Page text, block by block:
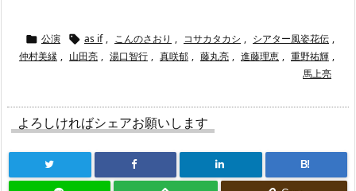
 公演  as if , こんのさおり , コサカタカシ , シアター風姿花伝 ,
仲村美縁 , 山田亮 , 湯口智行 , 真咲郁 , 藤丸亮 , 進藤理恵 , 重野祐輝 ,
馬上亮
よろしければシェアお願いします
B!